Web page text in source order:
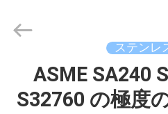
JIANGSU
Reserved.
ステンレ
ASME SA240
S32760 の極度